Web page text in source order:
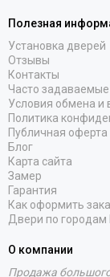
Полезная
Установка дверей
Отзывы
Контакты
Часто
Условия обмена и
Политика
Публичная оферта
Блог
Карта сайта
Замер
Гарантия
Как оформить
Двери по
О компании
Продажа